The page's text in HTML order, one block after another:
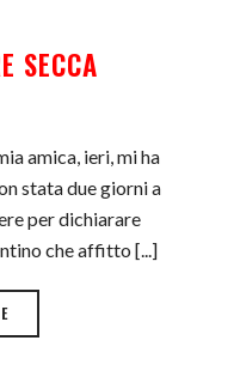
SECCA
amica, ieri, mi ha
stata due giorni a
per dichiarare
che affitto [...]